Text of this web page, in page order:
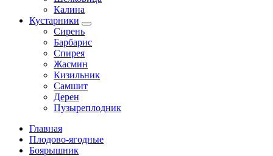
Калина
Кустарники
Сирень
Барбарис
Спирея
Жасмин
Кизильник
Самшит
Дерен
Пузыреплодник
Главная
Плодово-ягодные
Боярышник